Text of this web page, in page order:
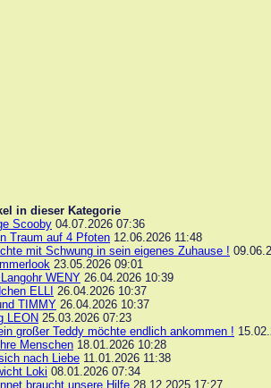
in dieser Kategorie
Scooby 04.07.2026 07:36
Traum auf 4 Pfoten 12.06.2026 11:48
mit Schwung in sein eigenes Zuhause !
23.05.2026 09:01
WENY 26.04.2026 10:39
ELLI 26.04.2026 10:37
TIMMY 26.04.2026 10:37
LEON 25.03.2026 07:23
großer Teddy möchte endlich ankommen !
Menschen 18.01.2026 10:28
nach Liebe 11.01.2026 11:38
Loki 08.01.2026 07:34
braucht unsere Hilfe 28.12.2025 17:27